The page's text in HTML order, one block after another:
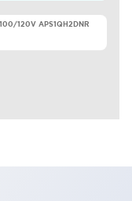
120V APS1QH2DNR